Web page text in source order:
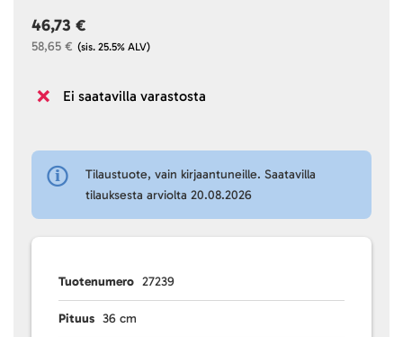
(sis. 25.5% ALV)
58,65 €
46,73 €
Ei saatavilla varastosta
Tilaustuote, vain kirjaantuneille. Saatavilla
tilauksesta arviolta 20.08.2026
Tuotenumero 27239
Pituus 36 cm